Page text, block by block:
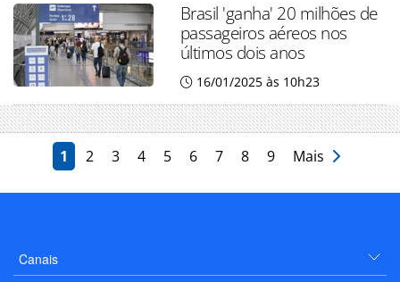
Brasil 'ganha' 20 milhões de
passageiros aéreos nos
últimos dois anos
16/01/2025 às 10h23
1 2 3 4 5 6 7 8 9 Mais
Canais